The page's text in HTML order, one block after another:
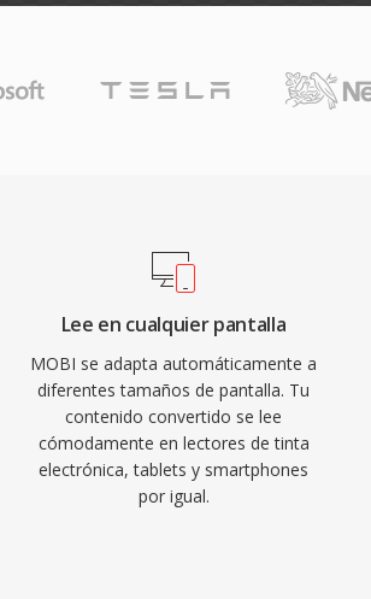
Lee en cualquier pantalla
MOBI se adapta automáticamente a
diferentes tamaños de pantalla. Tu
contenido convertido se lee
cómodamente en lectores de tinta
electrónica, tablets y smartphones
por igual.